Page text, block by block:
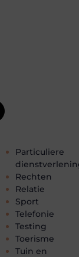
Particuliere
Rechten
Relatie
Sport
Telefonie
Testing
Toerisme
Tuin en